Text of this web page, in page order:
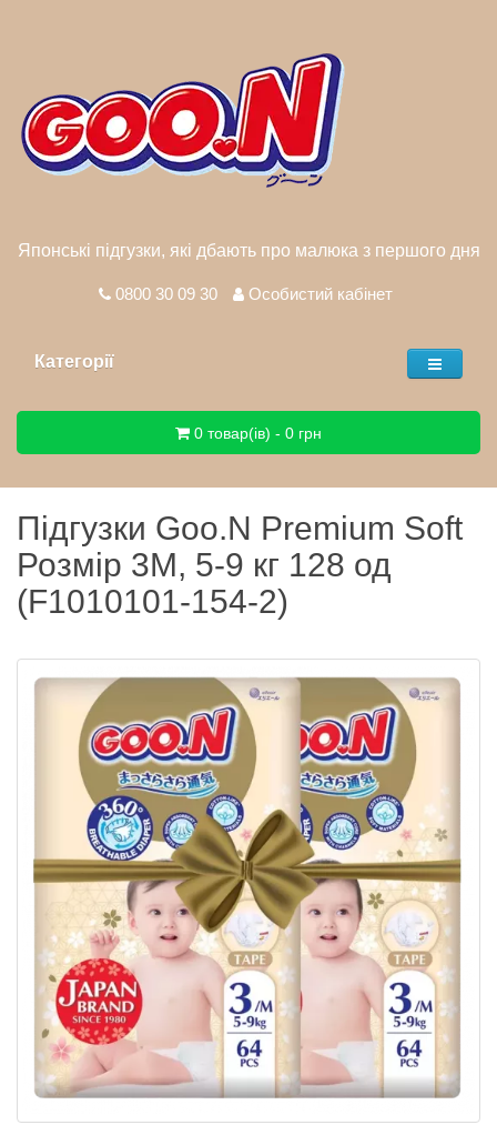
Японські підгузки, які дбають про малюка з першого дня
0800 30 09 30 Особистий кабінет
Категорії
0 товар(ів) - 0 грн
Підгузки Goo.N Premium Soft
Розмір 3M, 5-9 кг 128 од
(F1010101-154-2)